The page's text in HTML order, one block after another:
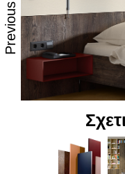
– Δυνατότητα
– Επιφάνεια
– Υψηλή αντοχή
θάμπωμα
– Υψηλή αντοχή
– Υψηλή
Previous